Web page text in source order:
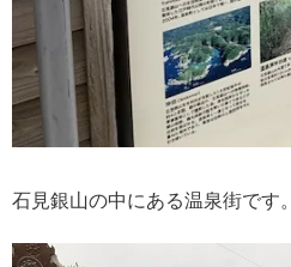
石見銀山の中にある温泉街です。